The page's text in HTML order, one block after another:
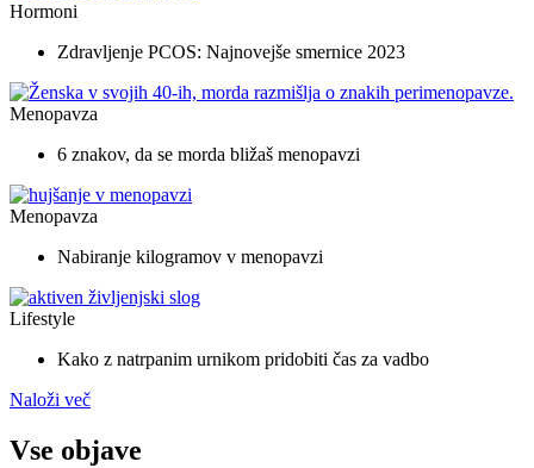
Hormoni
Zdravljenje PCOS: Najnovejše smernice 2023
Menopavza
6 znakov, da se morda bližaš menopavzi
Menopavza
Nabiranje kilogramov v menopavzi
Lifestyle
Kako z natrpanim urnikom pridobiti čas za vadbo
Naloži več
Vse objave